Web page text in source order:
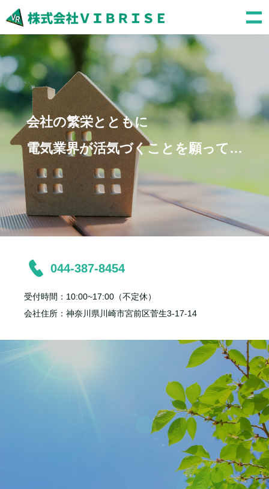
会社の繁栄とともに
電気業界が活気づくことを願って…
044-387-8454
受付時間：10:00~17:00（不定休）
会社住所：神奈川県川崎市宮前区菅生3-17-14